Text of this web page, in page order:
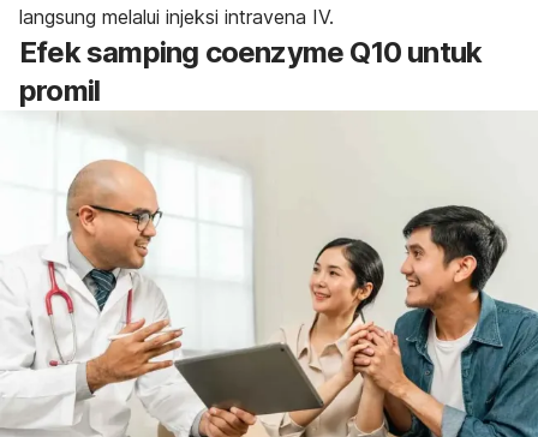
langsung melalui injeksi intravena IV.
Efek samping coenzyme Q10 untuk
promil